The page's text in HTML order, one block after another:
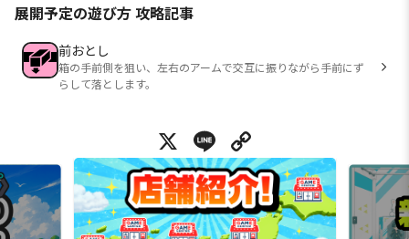
展開予定の遊び方 攻略記事
前おとし
箱の手前側を狙い、左右のアームで交互に振りながら手前にず
らして落とします。
X Line